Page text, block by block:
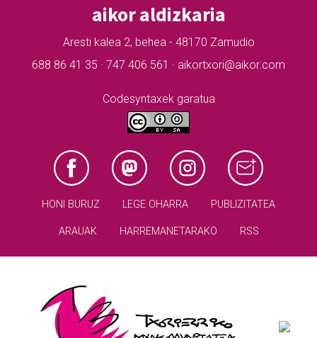
aikor aldizkaria
Aresti kalea 2, behea - 48170 Zamudio
688 86 41 35 · 747 406 561 · aikortxori@aikor.com
Codesyntaxek garatua
HONI BURUZ LEGE OHARRA PUBLIZITATEA
ARAUAK HARREMANETARAKO RSS